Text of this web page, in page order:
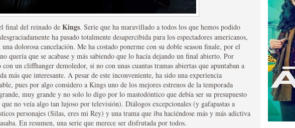
en las plataformas SVOD
de caducidad
final del reinado de Kings. Serie que ha maravillado a todos los que hemos podido
ha pasado totalmente desapercibida para los espectadores americanos,
una dolorosa cancelación. Me ha costado ponerme con su doble season finale, por el
quería que se acabase y más sabiendo que lo hacía dejando un final abierto. Por
con un cliffhanger demoledor, si no con unas cuantas tramas abiertas que apuntaban a
más que interesante. A pesar de este inconveniente, ha sido una experiencia
pues por algo considero a Kings uno de los mejores estrenos de la temporada
muy grande y no solo lo digo por lo mastodóntico que debía ser su presupuesto
no veía algo tan lujoso por televisión). Diálogos excepcionales (y gafapastas a
personajes (Silas, eres mi Rey) y una trama que iba haciéndose más y más adictiva
En resumen, una serie que merece ser disfrutada por todos.